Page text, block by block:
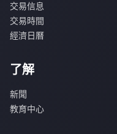
交易信息
交易時間
經濟日曆
了解
新聞
教育中心